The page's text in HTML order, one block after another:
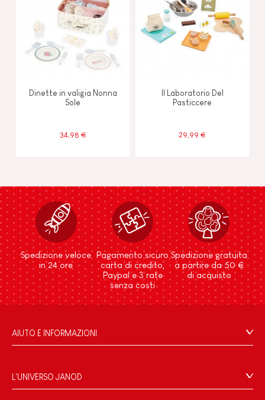
Dinette in valigia Nonna
Sole
34,98 €
Il Laboratorio Del
Pasticcere
29,99 €
Spedizione veloce
in 24 ore
Pagamento sicuro
carta di credito,
Paypal e 3 rate
senza costi
Spedizione gratuita
a partire da 50 €
di acquisto
AIUTO E INFORMAZIONI
Domande Frequenti
Contatti
L'UNIVERSO JANOD